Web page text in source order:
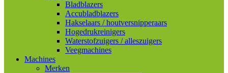
Bladblazers
Accubladblazers
Hakselaars / houtversnipperaars
Hogedrukreinigers
Waterstofzuigers / alleszuigers
Veegmachines
Machines
Merken